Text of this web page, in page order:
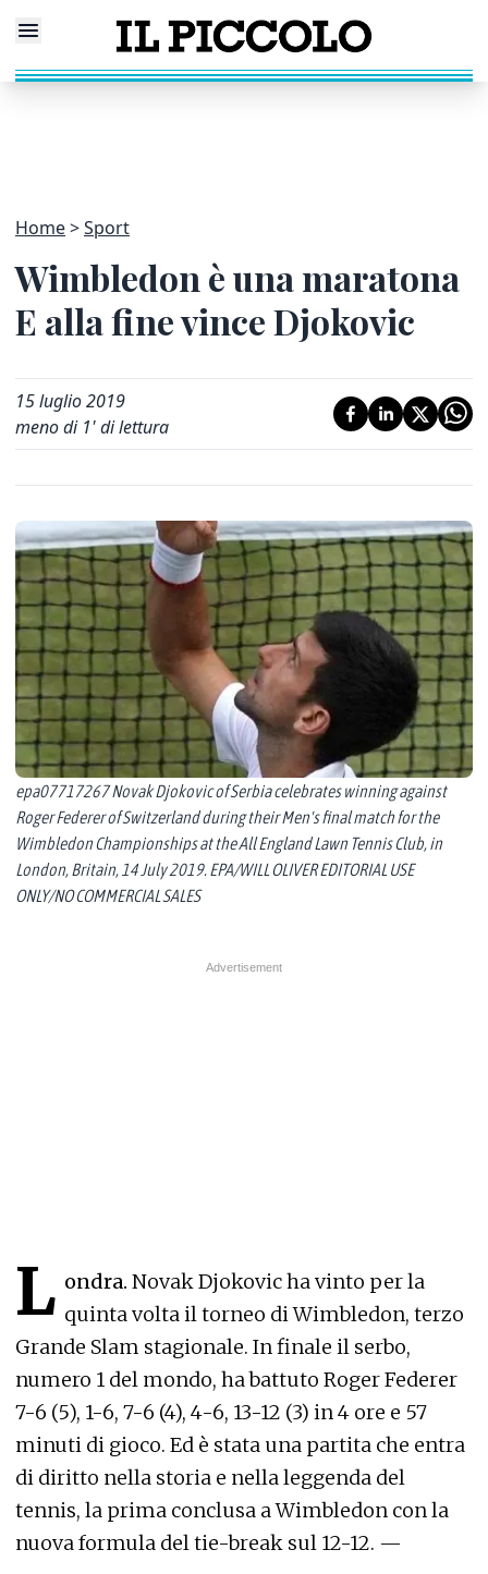
Home Sport
Wimbledon è una maratona
E alla fine vince Djokovic
15 luglio 2019
meno di 1' di lettura
epa07717267 Novak Djokovic of Serbia celebrates winning against
Roger Federer of Switzerland during their Men's final match for the
Wimbledon Championships at the All England Lawn Tennis Club, in
London, Britain, 14 July 2019. EPA/WILL OLIVER EDITORIAL USE
ONLY/NO COMMERCIAL SALES
L ondra. Novak Djokovic ha vinto per la
quinta volta il torneo di Wimbledon, terzo
Grande Slam stagionale. In finale il serbo,
numero 1 del mondo, ha battuto Roger Federer
7-6 (5), 1-6, 7-6 (4), 4-6, 13-12 (3) in 4 ore e 57
minuti di gioco. Ed è stata una partita che entra
di diritto nella storia e nella leggenda del
tennis, la prima conclusa a Wimbledon con la
nuova formula del tie-break sul 12-12. —